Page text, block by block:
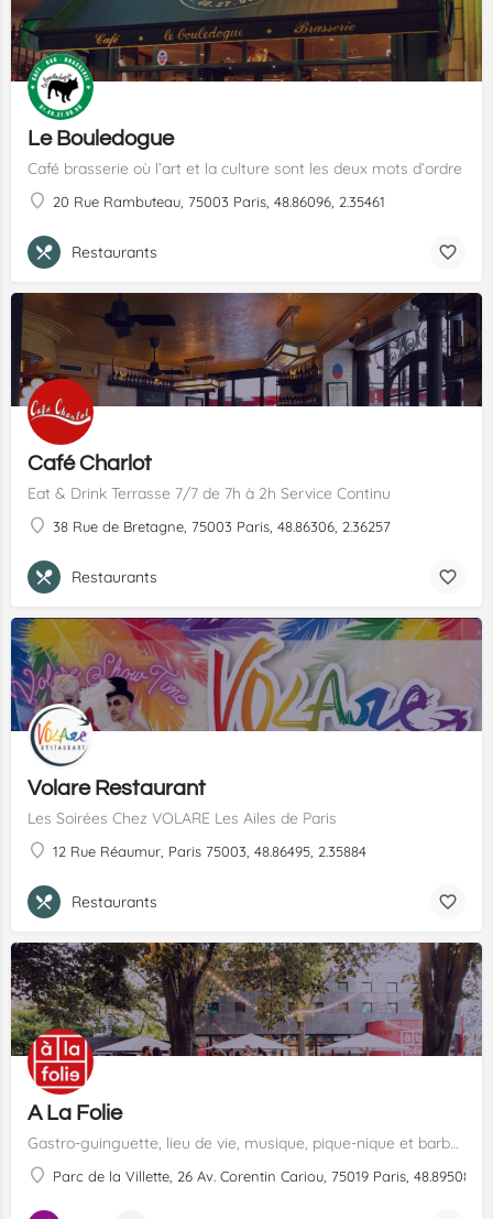
Le Bouledogue
Café brasserie où l’art et la culture sont les deux mots d’ordre
20 Rue Rambuteau, 75003 Paris, 48.86096, 2.35461
Restaurants
Café Charlot
Eat & Drink Terrasse 7/7 de 7h à 2h Service Continu
38 Rue de Bretagne, 75003 Paris, 48.86306, 2.36257
Restaurants
Volare Restaurant
Les Soirées Chez VOLARE Les Ailes de Paris
12 Rue Réaumur, Paris 75003, 48.86495, 2.35884
Restaurants
A La Folie
Gastro-guinguette, lieu de vie, musique, pique-nique et barbecue.
Parc de la Villette, 26 Av. Corentin Cariou, 75019 Paris, 48.89508,